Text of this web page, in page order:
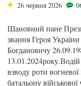
26 червня 2026
Шановний пане
звання Героя
Богдановичу
взводу роти
батальону